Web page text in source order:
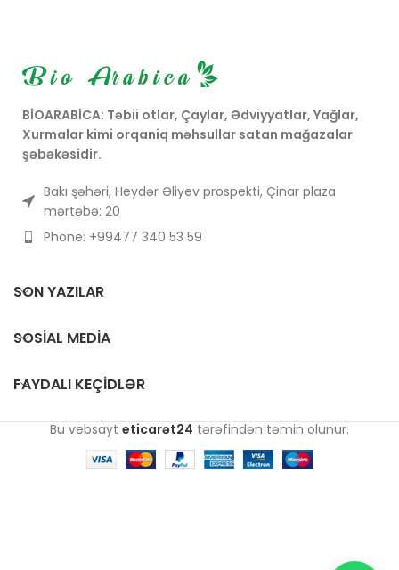
sahədə faydalıdır və xüsusilə
payız və qışda süfrədə öz
yerini tutur.
BİOARABİCA: Təbii otlar, Çaylar, Ədviyyatlar, Yağlar,
Xurmalar kimi orqaniq məhsullar satan mağazalar
şəbəkəsidir.
Bakı şəhəri, Heydər Əliyev prospekti, Çinar plaza
mərtəbə: 20
Phone: +99477 340 53 59
SON YAZILAR
SOSIAL MEDIA
FAYDALI KEÇIDLƏR
Bu vebsayt eticarət24 tərəfindən təmin olunur.